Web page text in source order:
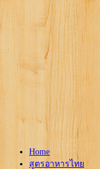
Home
สูตรอาหารไทย